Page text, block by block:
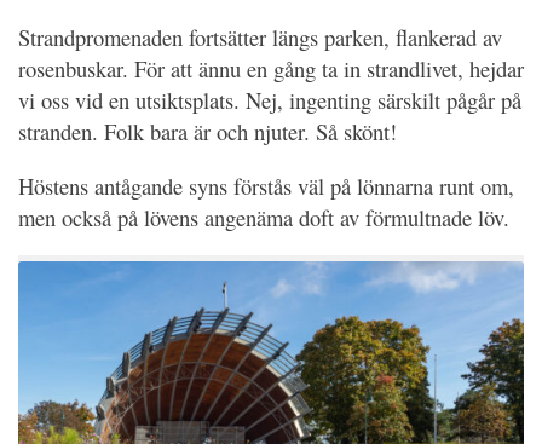
Strandpromenaden fortsätter längs parken, flankerad av
rosenbuskar. För att ännu en gång ta in strandlivet, hejdar
vi oss vid en utsiktsplats. Nej, ingenting särskilt pågår på
stranden. Folk bara är och njuter. Så skönt!
Höstens antågande syns förstås väl på lönnarna runt om,
men också på lövens angenäma doft av förmultnade löv.